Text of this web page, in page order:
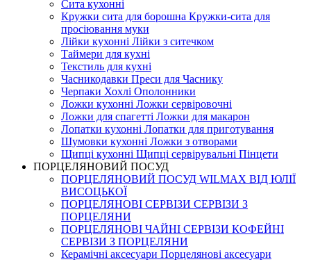
Сита кухонні
Кружки сита для борошна Кружки-сита для
просіювання муки
Лійки кухонні Лійки з ситечком
Таймери для кухні
Текстиль для кухні
Часникодавки Преси для Часнику
Черпаки Хохлі Ополонники
Ложки кухонні Ложки сервіровочні
Ложки для спагетті Ложки для макарон
Лопатки кухонні Лопатки для приготування
Шумовки кухонні Ложки з отворами
Щипці кухонні Щипці сервірувальні Пінцети
ПОРЦЕЛЯНОВИЙ ПОСУД
ПОРЦЕЛЯНОВИЙ ПОСУД WILMAX ВІД ЮЛІЇ
ВИСОЦЬКОЇ
ПОРЦЕЛЯНОВІ СЕРВІЗИ СЕРВІЗИ З
ПОРЦЕЛЯНИ
ПОРЦЕЛЯНОВІ ЧАЙНІ СЕРВІЗИ КОФЕЙНІ
СЕРВІЗИ З ПОРЦЕЛЯНИ
Керамічні аксесуари Порцелянові аксесуари